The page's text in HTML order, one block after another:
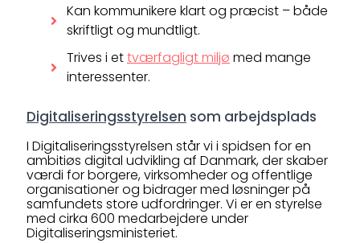
Kan kommunikere klart og præcist – både
skriftligt og mundtligt.
Trives i ettværfagligt miljø med mange
interessenter.
Digitaliseringsstyrelsen som arbejdsplads
I Digitaliseringsstyrelsen står vi i spidsen for en
ambitiøs digital udvikling af Danmark, der skaber
værdi for borgere, virksomheder og offentlige
organisationer og bidrager med løsninger på
samfundets store udfordringer. Vi er en styrelse
med cirka 600 medarbejdere under
Digitaliseringsministeriet.